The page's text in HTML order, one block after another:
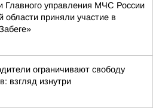
Главного управления МЧС России
области приняли участие в
ограничивают свободу
взгляд изнутри